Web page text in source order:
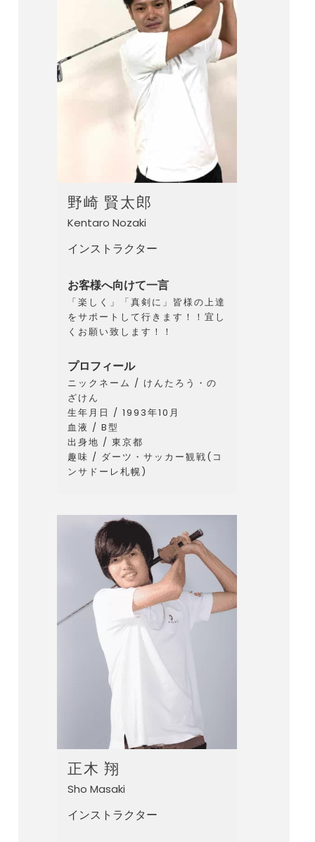
野崎 賢太郎
Kentaro Nozaki
インストラクター
お客様へ向けて一言
「楽しく」「真剣に」皆様の上達
をサポートして行きます！！宜し
くお願い致します！！
プロフィール
ニックネーム / けんたろう・の
ざけん
生年月日 / 1993年10月
血液 / B型
出身地 / 東京都
趣味 / ダーツ・サッカー観戦(コ
ンサドーレ札幌)
正木 翔
Sho Masaki
インストラクター